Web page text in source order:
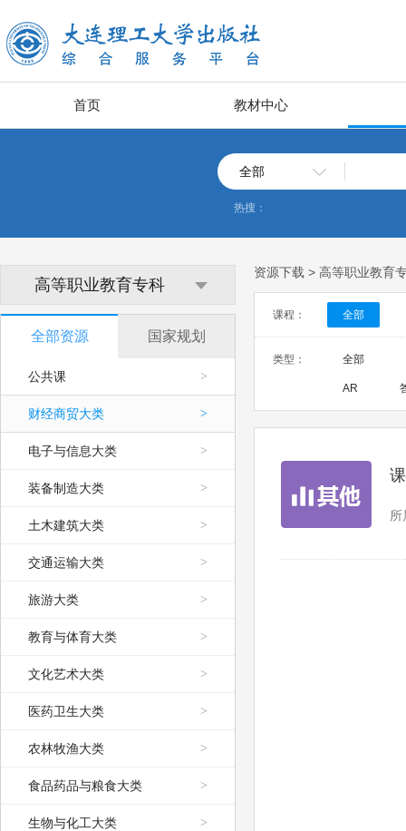
首页 教材中心
全部
热搜：
高等职业教育专科
全部资源
公共课 >
财经商贸大类 >
电子与信息大类 >
装备制造大类 >
土木建筑大类 >
交通运输大类 >
旅游大类 >
教育与体育大类 >
文化艺术大类 >
医药卫生大类 >
农林牧渔大类 >
食品药品与粮食大类 >
生物与化工大类 >
国家规划
资源下载 > 高等职业教育
课程： 全部
类型： 全部
AR
所